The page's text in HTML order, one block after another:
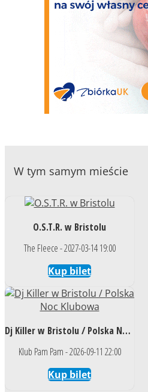
W tym samym mieście
O.S.T.R. w Bristolu
The Fleece - 2027-03-14 19:00
Kup bilet
Dj Killer w Bristolu / Polska Noc Klubowa
Klub Pam Pam - 2026-09-11 22:00
Kup bilet